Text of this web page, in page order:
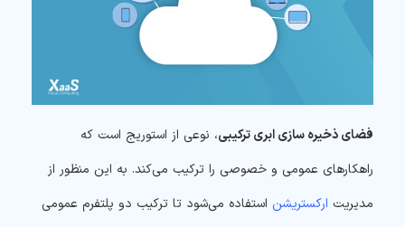
فضای ذخیره سازی ابری ترکیبی، نوعی از استوریج است که
راهکارهای عمومی و خصوصی را ترکیب می‌کند. به این منظور از
مدیریت ارکستریشن استفاده می‌‌شود تا ترکیب دو پلتفرم عمومی